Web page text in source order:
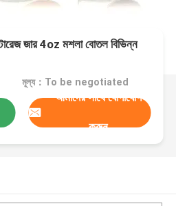
জার 4oz মশলা বোতল বিভিন্ন
মূল্য：To be negotiated
আমাদের সাথে যোগাযোগ
করুন